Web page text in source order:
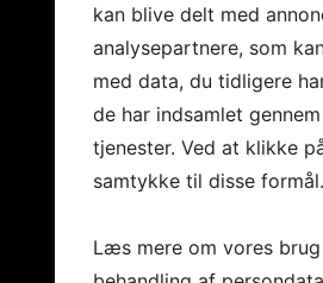
kan blive delt med
analysepartnere, som
med data, du tidligere
de har indsamlet
tjenester. Ved at klikke
samtykke til disse formål.
Læs mere om vores